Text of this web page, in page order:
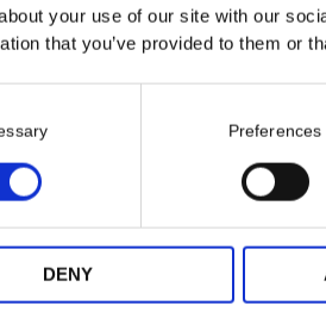
your use of our site with our
that you’ve provided to them or
Preferences
DENY
oss så
dig till rätt
er